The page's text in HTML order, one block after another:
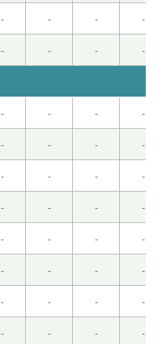
いました。今日は先
ました。語句の並
なかったので、そのコ
もわかりやすいで
週もよろしくおねが
次见到老师。 这节
聊吧！( 50代 男性 )
- - - -
- - - -
- - - -
- - - -
- - - -
- - - -
- - - -
- - - -
- - - -
- - - -